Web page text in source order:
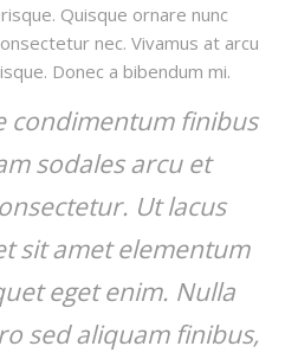
Quisque ornare nunc
nec. Vivamus at arcu
Donec a bibendum mi.
condimentum finibus
sodales arcu et
Ut lacus
sit amet elementum
eget enim. Nulla
sed aliquam finibus,